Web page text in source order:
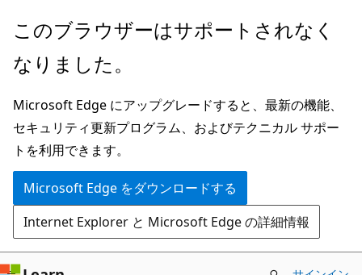
メ
ン
ン
テ
ン
ツ
に
ス
キ
このブラウザーはサポートされなく
なりました。
Microsoft Edge にアップグレードすると、最新の機能、
セキュリティ更新プログラム、およびテクニカル サポー
トを利用できます。
Microsoft Edge をダウンロードする
Internet Explorer と Microsoft Edge の詳細情報